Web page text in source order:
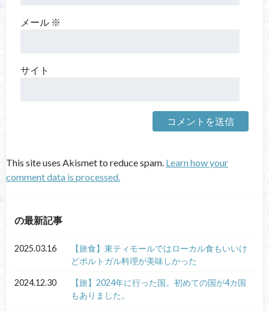
メール ※
サイト
This site uses Akismet to reduce spam. Learn how your
comment data is processed.
の最新記事
2025.03.16
【旅食】東ティモールではローカル食もいいけ
どポルトガル料理が美味しかった
2024.12.30
【旅】2024年に行った国。初めての国が4カ国
もありました。